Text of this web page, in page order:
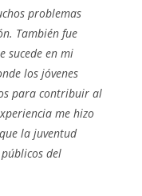
problemas
También fue
sucede en mi
los jóvenes
para contribuir al
me hizo
la juventud
del